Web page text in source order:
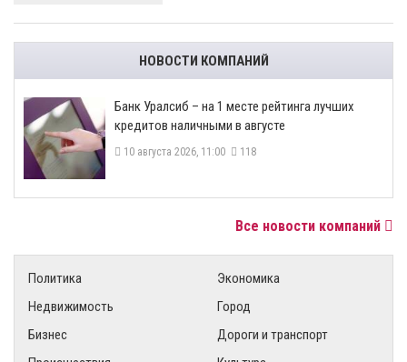
НОВОСТИ КОМПАНИЙ
Банк Уралсиб – на 1 месте рейтинга лучших
кредитов наличными в августе
10 августа 2026, 11:00 118
Все новости компаний
Политика
Экономика
Недвижимость
Город
Бизнес
Дороги и транспорт